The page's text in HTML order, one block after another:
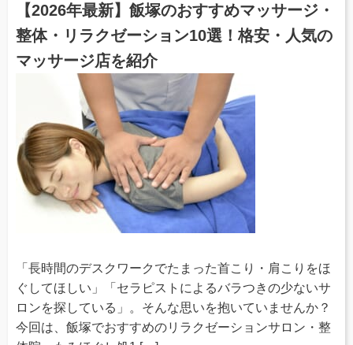
【2026年最新】飯塚のおすすめマッサージ・
整体・リラクゼーション10選！格安・人気の
マッサージ店を紹介
「長時間のデスクワークでたまった首こり・肩こりをほ
ぐしてほしい」「セラピストによるバラつきの少ないサ
ロンを探している」。そんな思いを抱いていませんか？
今回は、飯塚でおすすめのリラクゼーションサロン・整